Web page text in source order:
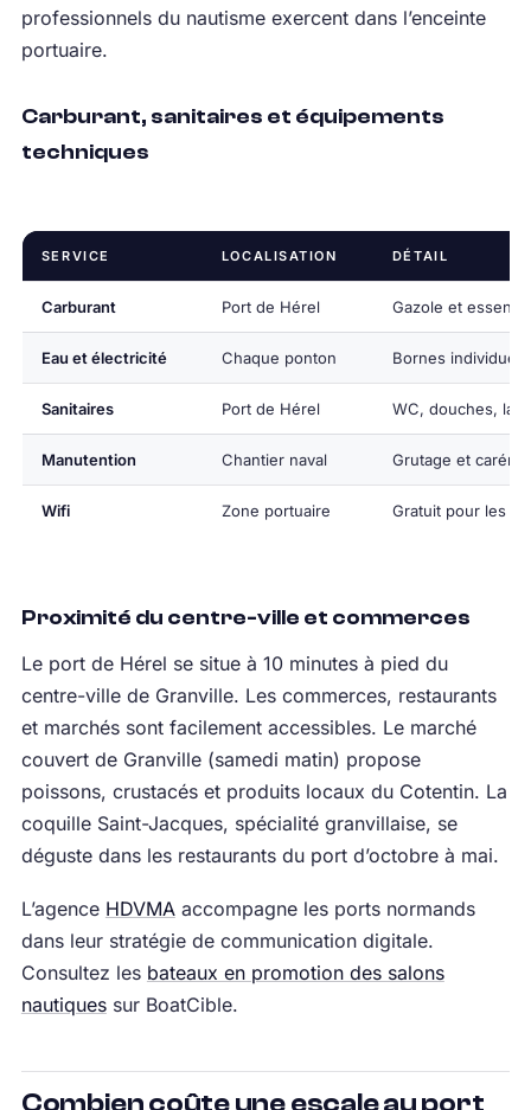
professionnels du nautisme exercent dans l’enceinte
portuaire.
Carburant, sanitaires et équipements
techniques
SERVICE LOCALISATION DÉTAIL
Carburant Port de Hérel Gazole et essence
Eau et électricité Chaque ponton Bornes
Sanitaires Port de Hérel WC, douches,
Manutention Chantier naval Grutage et
Wifi Zone portuaire Gratuit pour les
Proximité du centre-ville et commerces
Le port de Hérel se situe à 10 minutes à pied du
centre-ville de Granville. Les commerces, restaurants
et marchés sont facilement accessibles. Le marché
couvert de Granville (samedi matin) propose
poissons, crustacés et produits locaux du Cotentin. La
coquille Saint-Jacques, spécialité granvillaise, se
déguste dans les restaurants du port d’octobre à mai.
L’agence HDVMAaccompagne les ports normands
dans leur stratégie de communication digitale.
Consultez les bateaux en promotion des salons
nautiquessur BoatCible.